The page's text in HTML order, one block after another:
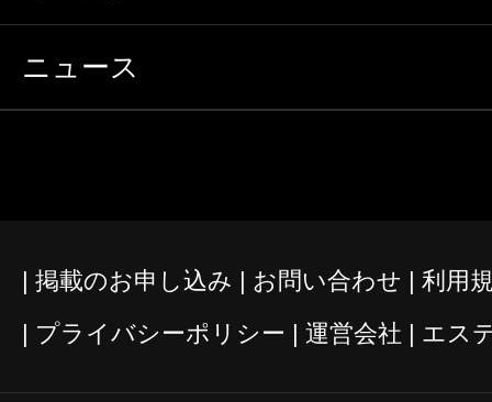
ニュース
掲載のお申し込み お問い合わせ
利用
プライバシーポリシー
運営会社 エス